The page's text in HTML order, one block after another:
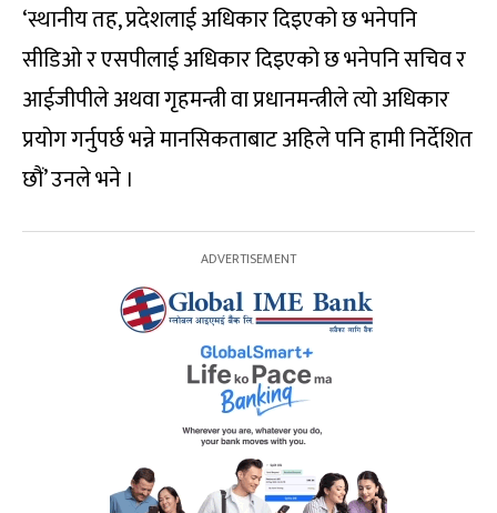
‘स्थानीय तह, प्रदेशलाई अधिकार दिइएको छ भनेपनि
सीडिओ र एसपीलाई अधिकार दिइएको छ भनेपनि सचिव र
आईजीपीले अथवा गृहमन्त्री वा प्रधानमन्त्रीले त्यो अधिकार
प्रयोग गर्नुपर्छ भन्ने मानसिकताबाट अहिले पनि हामी निर्देशित
छौं’ उनले भने ।